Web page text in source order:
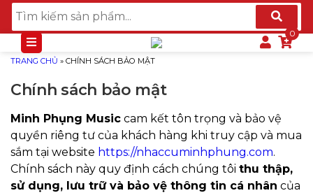
TRANG CHỦ » CHÍNH SÁCH BẢO MẬT
Chính sách bảo mật
Minh Phụng Music cam kết tôn trọng và bảo vệ
quyền riêng tư của khách hàng khi truy cập và mua
sắm tại website https://nhaccuminhphung.com.
Chính sách này quy định cách chúng tôi thu thập,
sử dụng, lưu trữ và bảo vệ thông tin cá nhân của